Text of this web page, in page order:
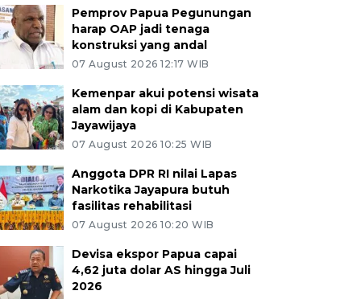
Pemprov Papua Pegunungan
harap OAP jadi tenaga
konstruksi yang andal
07 August 2026 12:17 WIB
Kemenpar akui potensi wisata
alam dan kopi di Kabupaten
Jayawijaya
07 August 2026 10:25 WIB
Anggota DPR RI nilai Lapas
Narkotika Jayapura butuh
fasilitas rehabilitasi
07 August 2026 10:20 WIB
Devisa ekspor Papua capai
4,62 juta dolar AS hingga Juli
2026